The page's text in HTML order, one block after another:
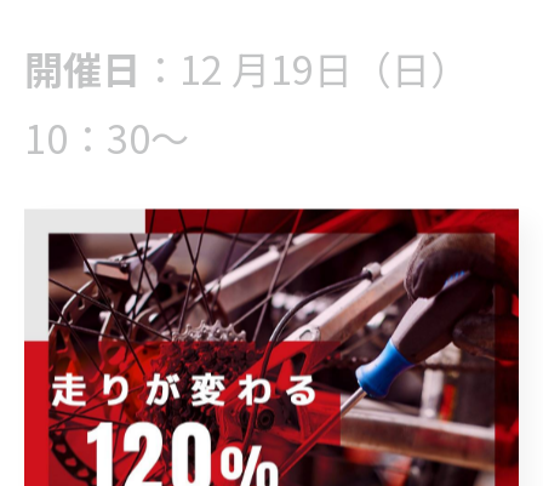
開催日 ：12 月19日（日）
10：30～
講習会は予約制となります。
ご希望の方は☎027-023-9080
もしくは✉isesaki@power-